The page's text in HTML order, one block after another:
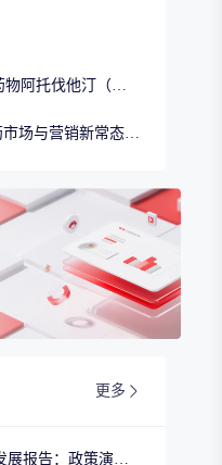
全球"超级重磅炸弹"药物阿托伐他汀（第一期）
第三届DATA+ AI 医药市场与营销新常态研讨会
更多
2025全球罕见病行业发展报告：政策演进、市场趋势与领先企业布局